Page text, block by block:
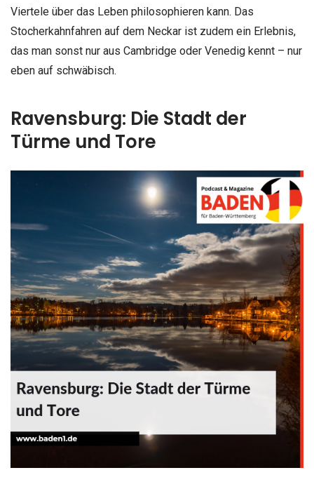
Viertele über das Leben philosophieren kann. Das
Stocherkahnfahren auf dem Neckar ist zudem ein Erlebnis,
das man sonst nur aus Cambridge oder Venedig kennt – nur
eben auf schwäbisch.
Ravensburg: Die Stadt der
Türme und Tore